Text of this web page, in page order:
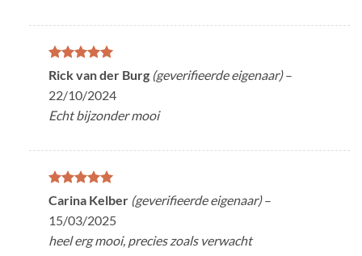
Gewaardeerd
5uit 5
Rick van der Burg (geverifieerde eigenaar) –
22/10/2024
Echt bijzonder mooi
Gewaardeerd
5uit 5
Carina Kelber (geverifieerde eigenaar) –
15/03/2025
heel erg mooi, precies zoals verwacht